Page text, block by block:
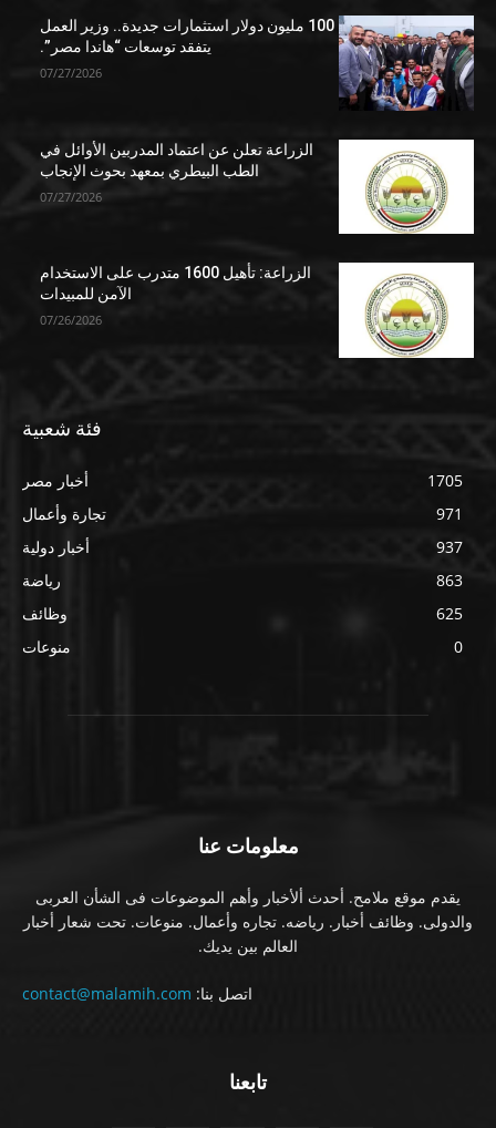
100 مليون دولار استثمارات جديدة.. وزير العمل
يتفقد توسعات “هاندا مصر”.
07/27/2026
الزراعة تعلن عن اعتماد المدربين الأوائل في
الطب البيطري بمعهد بحوث الإنجاب
07/27/2026
الزراعة: تأهيل 1600 متدرب على الاستخدام
الآمن للمبيدات
07/26/2026
فئة شعبية
أخبار مصر
1705
تجارة وأعمال
971
أخبار دولية
937
رياضة
863
وظائف
625
منوعات
0
معلومات عنا
يقدم موقع ملامح. أحدث ألأخبار وأهم الموضوعات فى الشأن العربى
والدولى. وظائف أخبار. رياضه. تجاره وأعمال. منوعات. تحت شعار أخبار
العالم بين يديك.
اتصل بنا: contact@malamih.com
تابعنا